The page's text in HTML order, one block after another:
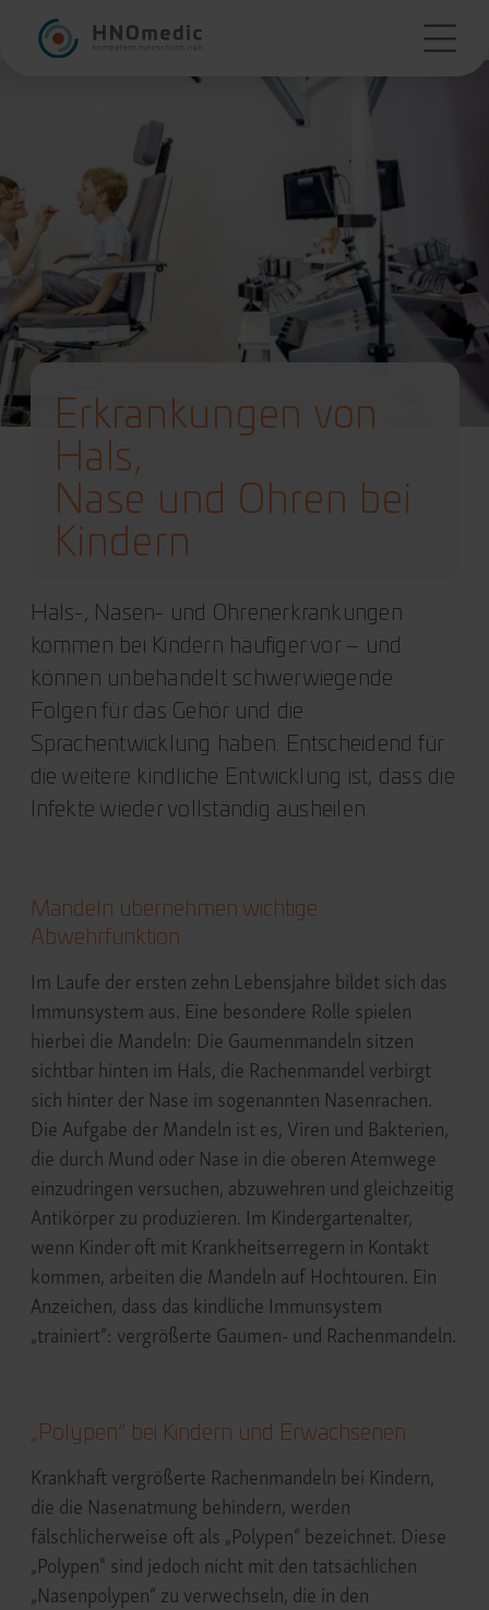
Erkrankungen von
Hals,
Nase und Ohren bei
Kindern
Hals-, Nasen- und Ohrenerkrankungen
kommen bei Kindern häufiger vor – und
können unbehandelt schwerwiegende
Folgen für das Gehör und die
Sprachentwicklung haben. Entscheidend für
die weitere kindliche Entwicklung ist, dass die
Infekte wieder vollständig ausheilen.
Mandeln übernehmen wichtige
Abwehrfunktion
Im Laufe der ersten zehn Lebensjahre bildet sich das
Immunsystem aus. Eine besondere Rolle spielen
hierbei die Mandeln: Die Gaumenmandeln sitzen
sichtbar hinten im Hals, die Rachenmandel verbirgt
sich hinter der Nase im sogenannten Nasenrachen.
Die Aufgabe der Mandeln ist es, Viren und Bakterien,
die durch Mund oder Nase in die oberen Atemwege
einzudringen versuchen, abzuwehren und gleichzeitig
Antikörper zu produzieren. Im Kindergartenalter,
wenn Kinder oft mit Krankheitserregern in Kontakt
kommen, arbeiten die Mandeln auf Hochtouren. Ein
Anzeichen, dass das kindliche Immunsystem
„trainiert“: vergrößerte Gaumen- und Rachenmandeln.
„Polypen“ bei Kindern und Erwachsenen
Krankhaft vergrößerte Rachenmandeln bei Kindern,
die die Nasenatmung behindern, werden
fälschlicherweise oft als „Polypen“ bezeichnet. Diese
„Polypen" sind jedoch nicht mit den tatsächlichen
„Nasenpolypen“ zu verwechseln, die in den